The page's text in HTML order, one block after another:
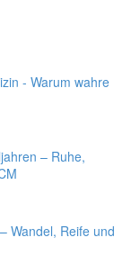
- Warum wahre
– Ruhe,
Wandel, Reife und